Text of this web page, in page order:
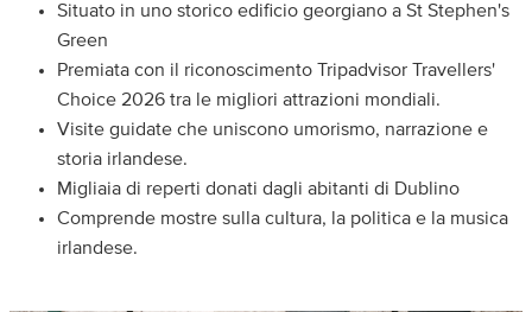
Situato in uno storico edificio georgiano a St Stephen's
Green
Premiata con il riconoscimento Tripadvisor Travellers'
Choice 2026 tra le migliori attrazioni mondiali.
Visite guidate che uniscono umorismo, narrazione e
storia irlandese.
Migliaia di reperti donati dagli abitanti di Dublino
Comprende mostre sulla cultura, la politica e la musica
irlandese.